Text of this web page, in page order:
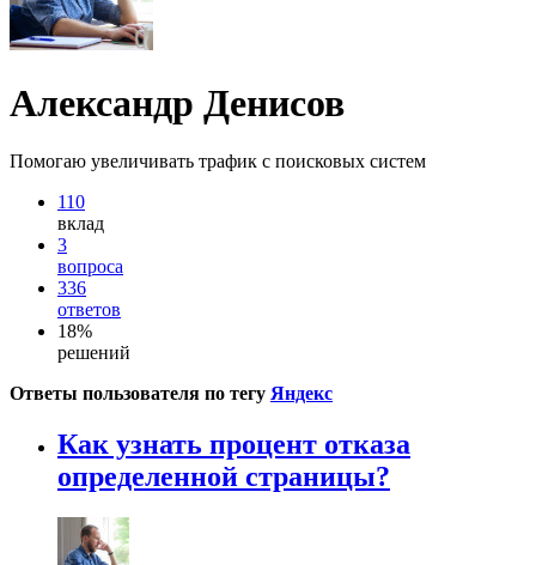
Александр Денисов
Помогаю увеличивать трафик с поисковых систем
110
вклад
3
вопроса
336
ответов
18%
решений
Ответы пользователя по тегу Яндекс
Как узнать процент отказа
определенной страницы?